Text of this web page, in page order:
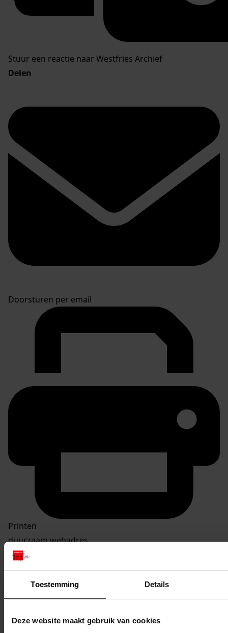
Toestemming Details
Deze website maakt gebruik van cookies
Stuur een reactie naar Westfries Archief
Delen
Doorsturen per email
Printen
duurzaam webadres
Inventaris